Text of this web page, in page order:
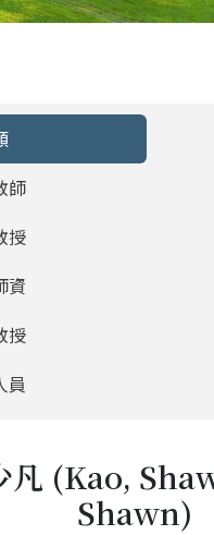
師
授
資
授
員
凡 (Kao,
Shawn)